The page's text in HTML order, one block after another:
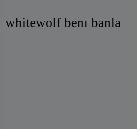
whitewolf benı banla